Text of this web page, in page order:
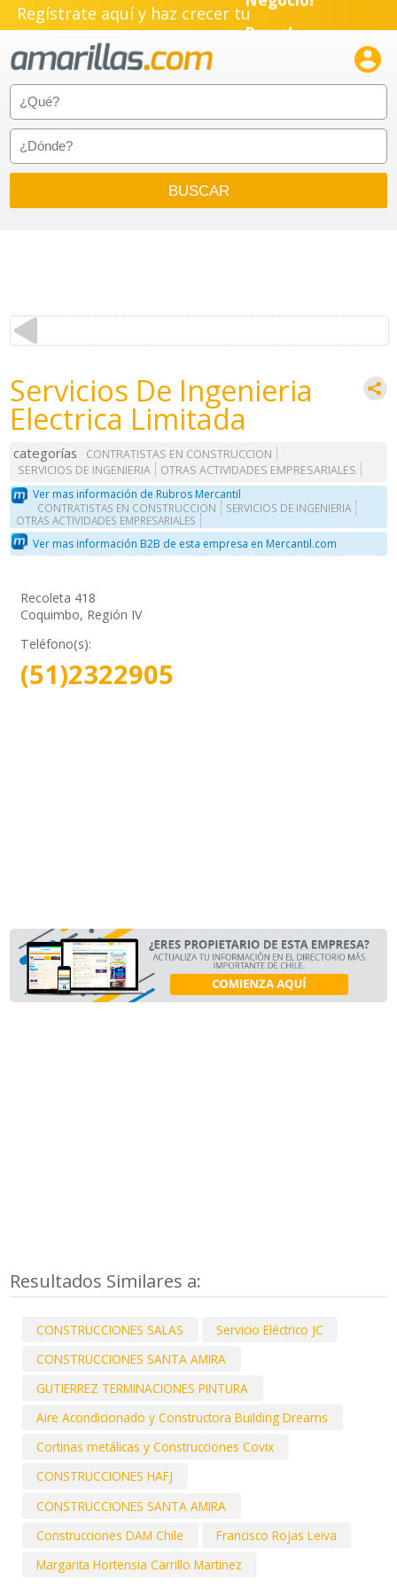
Regístrate aquí y haz crecer tuPyme!
Emprendimiento!

Servicios De Ingenieria
Electrica Limitada
categorías
CONTRATISTAS EN CONSTRUCCION
SERVICIOS DE INGENIERIA
OTRAS ACTIVIDADES EMPRESARIALES
Ver mas información de Rubros Mercantil
CONTRATISTAS EN CONSTRUCCION
SERVICIOS DE INGENIERIA
OTRAS ACTIVIDADES EMPRESARIALES
Ver mas información B2B de esta empresa en Mercantil.com
Recoleta 418
Coquimbo, Región IV
Teléfono(s):
(51)2322905
Resultados Similares a:
CONSTRUCCIONES SALAS
Servicio Eléctrico JC
CONSTRUCCIONES SANTA AMIRA
GUTIERREZ TERMINACIONES PINTURA
Aire Acondicionado y Constructora Building Dreams
Cortinas metálicas y Construcciones Covix
CONSTRUCCIONES HAFJ
CONSTRUCCIONES SANTA AMIRA
Construcciones DAM Chile
Francisco Rojas Leiva
Margarita Hortensia Carrillo Martinez